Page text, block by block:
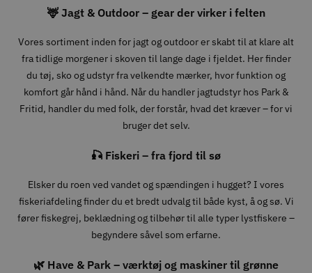
🦌 Jagt & Outdoor – gear der virker i felten
Vores sortiment inden for jagt og outdoor er skabt til at klare alt
fra tidlige morgener i skoven til lange dage i fjeldet. Her finder
du tøj, sko og udstyr fra velkendte mærker, hvor funktion og
komfort går hånd i hånd. Når du handler jagtudstyr hos Park &
Fritid, handler du med folk, der forstår, hvad det kræver – for vi
bruger det selv.
🎣 Fiskeri – fra fjord til sø
Elsker du roen ved vandet og spændingen i hugget? I vores
fiskeriafdeling finder du et bredt udvalg til både kyst, å og sø. Vi
fører fiskegrej, beklædning og tilbehør til alle typer lystfiskere –
begyndere såvel som erfarne.
🌿 Have & Park – værktøj og maskiner til grønne